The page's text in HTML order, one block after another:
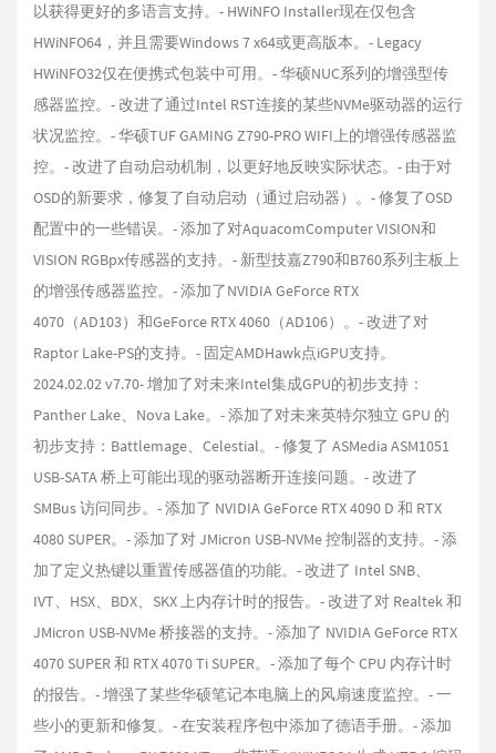
以获得更好的多语言支持。- HWiNFO Installer现在仅包含
HWiNFO64，并且需要Windows 7 x64或更高版本。- Legacy
HWiNFO32仅在便携式包装中可用。- 华硕NUC系列的增强型传
感器监控。- 改进了通过Intel RST连接的某些NVMe驱动器的运行
状况监控。- 华硕TUF GAMING Z790-PRO WIFI上的增强传感器监
控。- 改进了自动启动机制，以更好地反映实际状态。- 由于对
OSD的新要求，修复了自动启动（通过启动器）。- 修复了OSD
配置中的一些错误。- 添加了对AquacomComputer VISION和
VISION RGBpx传感器的支持。- 新型技嘉Z790和B760系列主板上
的增强传感器监控。- 添加了NVIDIA GeForce RTX
4070（AD103）和GeForce RTX 4060（AD106）。- 改进了对
Raptor Lake-PS的支持。- 固定AMDHawk点iGPU支持。
2024.02.02 v7.70- 增加了对未来Intel集成GPU的初步支持：
Panther Lake、Nova Lake。- 添加了对未来英特尔独立 GPU 的
初步支持：Battlemage、Celestial。- 修复了 ASMedia ASM1051
USB-SATA 桥上可能出现的驱动器断开连接问题。- 改进了
SMBus 访问同步。- 添加了 NVIDIA GeForce RTX 4090 D 和 RTX
4080 SUPER。- 添加了对 JMicron USB-NVMe 控制器的支持。- 添
加了定义热键以重置传感器值的功能。- 改进了 Intel SNB、
IVT、HSX、BDX、SKX 上内存计时的报告。- 改进了对 Realtek 和
JMicron USB-NVMe 桥接器的支持。- 添加了 NVIDIA GeForce RTX
4070 SUPER 和 RTX 4070 Ti SUPER。- 添加了每个 CPU 内存计时
的报告。- 增强了某些华硕笔记本电脑上的风扇速度监控。- 一
些小的更新和修复。- 在安装程序包中添加了德语手册。- 添加